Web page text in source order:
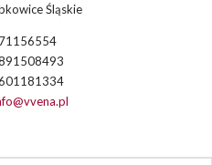
Śląskie